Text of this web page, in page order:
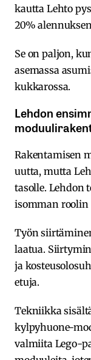
kautta Lehto
20%
Se on paljon,
asemassa
kukkarossa.
Lehdon
Rakentamisen
uutta, mutta
tasolle. Lehdon
isomman roolin
Työn
laatua.
ja
etuja.
Tekniikka
kylpyhuone-
valmiita Lego-